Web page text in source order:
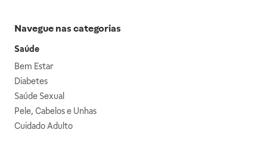
Navegue nas categorias
Saúde
Bem Estar
Diabetes
Saúde Sexual
Pele, Cabelos e Unhas
Cuidado Adulto